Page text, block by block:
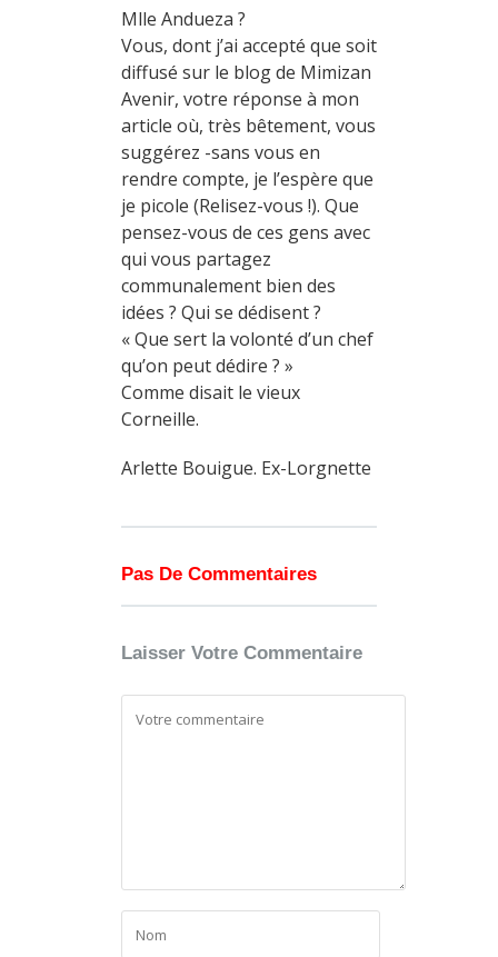
Mlle Andueza ?
Vous, dont j’ai accepté que soit
diffusé sur le blog de Mimizan
Avenir, votre réponse à mon
article où, très bêtement, vous
suggérez -sans vous en
rendre compte, je l’espère que
je picole (Relisez-vous !). Que
pensez-vous de ces gens avec
qui vous partagez
communalement bien des
idées ? Qui se dédisent ?
« Que sert la volonté d’un chef
qu’on peut dédire ? »
Comme disait le vieux
Corneille.
Arlette Bouigue. Ex-Lorgnette
Pas De Commentaires
Laisser Votre Commentaire